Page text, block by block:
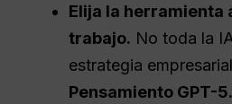
Elija la herramienta
trabajo. No toda la
estrategia
Pensamiento GPT-